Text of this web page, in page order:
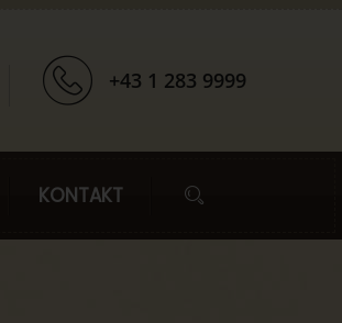
+43 1 283 9999
KONTAKT